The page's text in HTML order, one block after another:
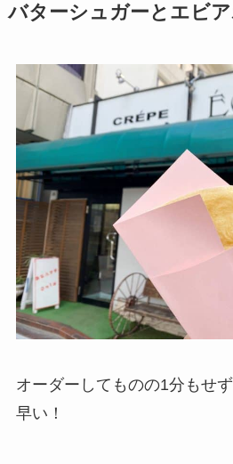
バターシュガーとエビ
オーダーしてものの1分もせ
早い！